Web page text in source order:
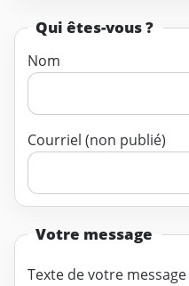
Qui êtes-vous ?
Nom
Courriel (non publié)
Votre message